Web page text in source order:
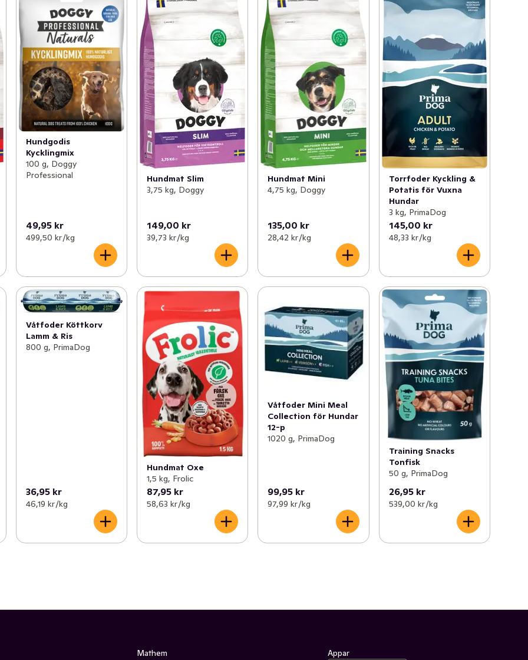
Hundgodis
Kycklingmix
100 g, Doggy
Professional
49,95 kr
499,50 kr /kg
Hundmat Slim
3,75 kg, Doggy
149,00 kr
39,73 kr /kg
Hundmat Mini
4,75 kg, Doggy
135,00 kr
28,42 kr /kg
Torrfoder Kyckling &
Potatis för Vuxna
Hundar
3 kg, PrimaDog
145,00 kr
48,33 kr /kg
Våtfoder Köttkorv
Lamm & Ris
800 g, PrimaDog
36,95 kr
46,19 kr /kg
Hundmat Oxe
1,5 kg, Frolic
87,95 kr
58,63 kr /kg
Våtfoder Mini Meal
Collection för Hundar
12-p
1020 g, PrimaDog
99,95 kr
97,99 kr /kg
Training Snacks
Tonfisk
50 g, PrimaDog
26,95 kr
539,00 kr /kg
Mathem Appar